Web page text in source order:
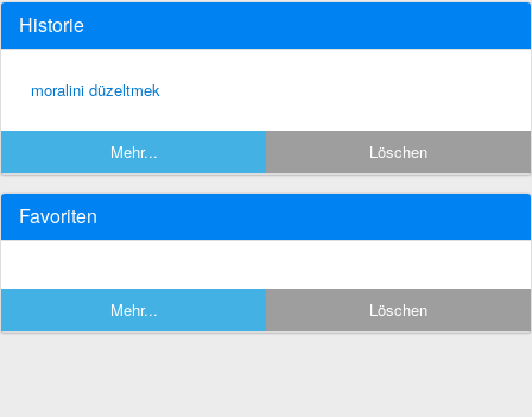
Historie
moralini düzeltmek
Mehr... Löschen
Favoriten
Mehr... Löschen